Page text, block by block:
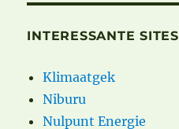
INTERESSANTE SITES
Klimaatgek
Niburu
Nulpunt Energie